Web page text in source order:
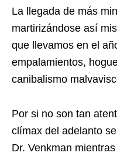
La llegada de más
martirizándose así
que llevamos en el
empalamientos,
canibalismo
Por si no son tan
clímax del adelanto
Dr. Venkman